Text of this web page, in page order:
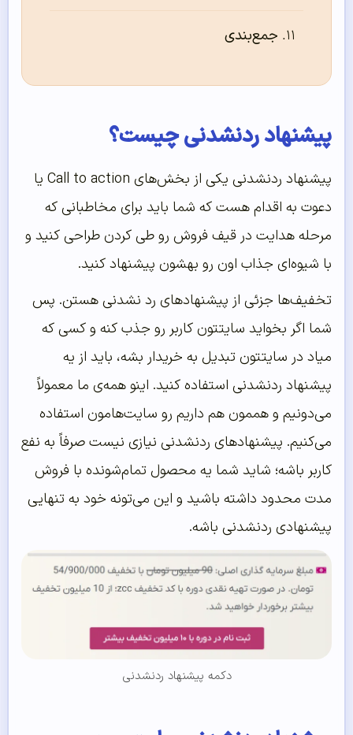
جمع‌بندی
پیشنهاد ردنشدنی چیست؟
پیشنهاد ردنشدنی یکی از بخش‌های Call to action یا
دعوت به اقدام هست که شما باید برای مخاطبانی که
مرحله هدایت در قیف فروش رو طی کردن طراحی کنید و
با شیوه‌ای جذاب اون رو بهشون پیشنهاد کنید.
تخفیف‌ها جزئی از پیشنهاد‌های رد نشدنی هستن. پس
شما اگر بخواید سایتتون کاربر رو جذب کنه و کسی که
میاد در سایتتون تبدیل به خریدار بشه، باید از یه
پیشنهاد ردنشدنی استفاده کنید. اینو همه‌ی ما معمولاً
می‌دونیم و هممون هم داریم رو سایت‌هامون استفاده
می‌کنیم. پیشنهادهای ردنشدنی نیازی نیست صرفاً به نفع
کاربر باشه؛ شاید شما یه محصول تمام‌شونده با فروش
مدت محدود داشته باشید و این می‌تونه خود به تنهایی
پیشنهادی ردنشدنی باشه.
دکمه پیشنهاد ردنشدنی